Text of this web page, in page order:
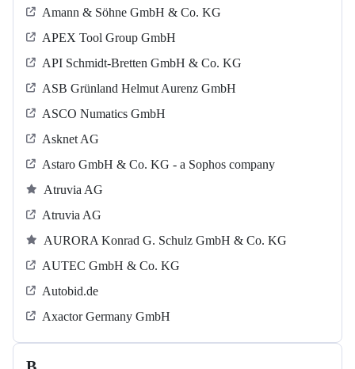
Amann & Söhne GmbH & Co. KG
APEX Tool Group GmbH
API Schmidt-Bretten GmbH & Co. KG
ASB Grün­land Helmut Au­renz GmbH
ASCO Numatics GmbH
Asknet AG
Astaro GmbH & Co. KG - a Sophos company
Atruvia AG
Atruvia AG
AURORA Konrad G. Schulz GmbH & Co. KG
AUTEC GmbH & Co. KG
Autobid.de
Axactor Germany GmbH